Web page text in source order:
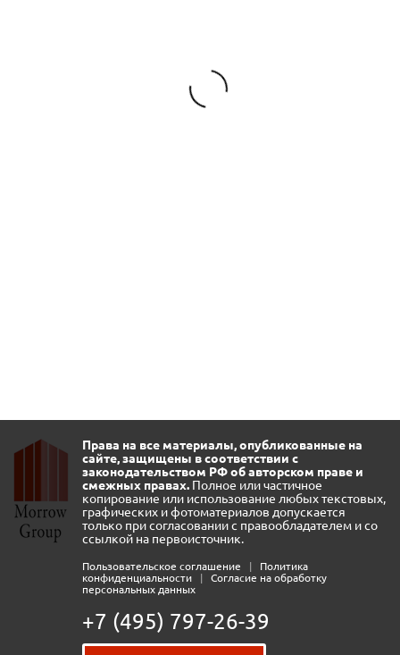
Права на все материалы, опубликованные на
сайте, защищены в соответствии с
законодательством РФ об авторском праве и
смежных правах. Полное или частичное
копирование или использование любых текстовых,
графических и фотоматериалов допускается
только при согласовании с правообладателем и со
ссылкой на первоисточник.
Пользовательское соглашение |
Политика
конфиденциальности
|
Согласие на обработку
персональных данных
+7 (495) 797-26-39